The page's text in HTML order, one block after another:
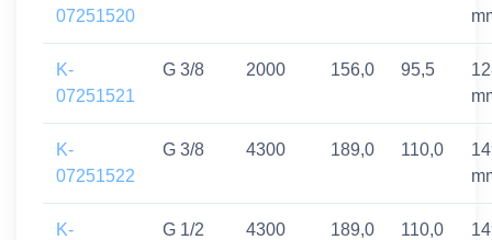
07251520
K-
07251521
G 3/8 2000 156,0 95,5
K-
07251522
G 3/8 4300 189,0 110,0
K-
G 1/2 4300 189,0 110,0